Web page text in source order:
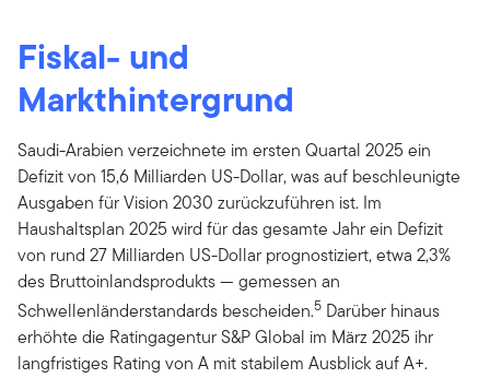
Fiskal- und
Markthintergrund
Saudi-Arabien verzeichnete im ersten Quartal 2025 ein
Defizit von 15,6 Milliarden US-Dollar, was auf beschleunigte
Ausgaben für Vision 2030 zurückzuführen ist. Im
Haushaltsplan 2025 wird für das gesamte Jahr ein Defizit
von rund 27 Milliarden US-Dollar prognostiziert, etwa 2,3%
des Bruttoinlandsprodukts — gemessen an
Schwellenländerstandards bescheiden.5 Darüber hinaus
erhöhte die Ratingagentur S&P Global im März 2025 ihr
langfristiges Rating von A mit stabilem Ausblick auf A+.